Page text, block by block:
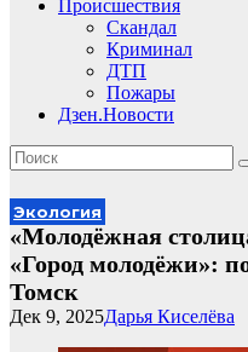
Происшествия
Скандал
Криминал
ДТП
Пожары
Дзен.Новости
Экология
«Молодёжная
«Город молодёжи»:
Томск
Дарья Киселёва
Дек 9, 2025